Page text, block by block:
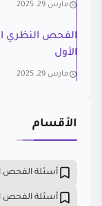
مارس 29, 2025
الأول
مارس 29, 2025
الأقسام
أسئلة الفحص
أسئلة الفحص